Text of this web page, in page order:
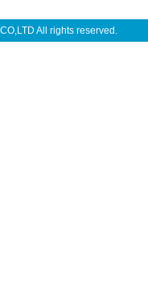
All rights reserved.